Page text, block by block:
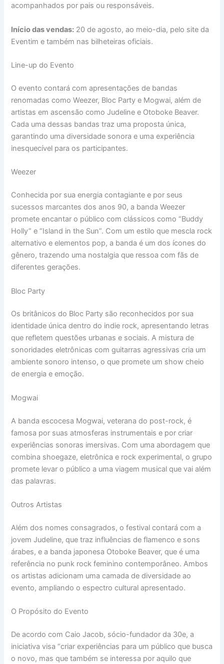
acompanhados por pais ou responsáveis.
Início das vendas: 20 de agosto, ao meio-dia, pelo site da
Eventim e também nas bilheteiras oficiais.
Line-up do Evento
O evento contará com apresentações de bandas
renomadas como Weezer, Bloc Party e Mogwai, além de
artistas em ascensão como Judeline e Otoboke Beaver.
Cada uma dessas bandas traz uma proposta única,
garantindo uma diversidade sonora e uma experiência
inesquecível para os participantes.
Weezer
Conhecida por sua energia contagiante e por seus
sucessos marcantes dos anos 90, a banda Weezer
promete encantar o público com clássicos como “Buddy
Holly” e “Island in the Sun”. Com um estilo que mescla rock
alternativo e elementos pop, a banda é um dos ícones do
gênero, trazendo uma nostalgia que ressoa com fãs de
diferentes gerações.
Bloc Party
Os britânicos do Bloc Party são reconhecidos por sua
identidade única dentro do indie rock, apresentando letras
que refletem questões urbanas e sociais. A mistura de
sonoridades eletrônicas com guitarras agressivas cria um
ambiente sonoro intenso, o que promete um show cheio
de energia e emoção.
Mogwai
A banda escocesa Mogwai, veterana do post-rock, é
famosa por suas atmosferas instrumentais e por criar
experiências sonoras imersivas. Com uma abordagem que
combina shoegaze, eletrônica e rock experimental, o grupo
promete levar o público a uma viagem musical que vai além
das palavras.
Outros Artistas
Além dos nomes consagrados, o festival contará com a
jovem Judeline, que traz influências de flamenco e sons
árabes, e a banda japonesa Otoboke Beaver, que é uma
referência no punk rock feminino contemporâneo. Ambos
os artistas adicionam uma camada de diversidade ao
evento, ampliando o espectro cultural apresentado.
O Propósito do Evento
De acordo com Caio Jacob, sócio-fundador da 30e, a
iniciativa visa “criar experiências para um público que busca
o novo, mas que também se interessa por aquilo que